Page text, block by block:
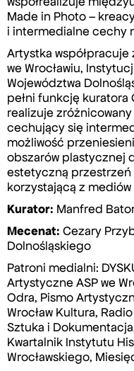
Made in Photo –
i intermedialne cechy
Artystka
we Wrocławiu,
Województwa
pełni funkcję kuratora
realizuje
cechu­jący się
możliwość
obszarów plastycznej
estetyczną
korzystającą z
Kurator: Manfred
Mecenat: Cezary
Dolnośląskiego
Patroni medialni:
Artystyczne ASP we
Odra, Pismo
Wrocław Kultura,
Sztuka i
Kwartalnik Instytutu
Wrocławskiego,